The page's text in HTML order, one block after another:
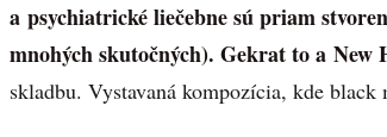
a psychiatrické liečebne sú priam
mnohých skutočných). Gekrat to a New
skladbu. Vystavaná kompozícia, kde